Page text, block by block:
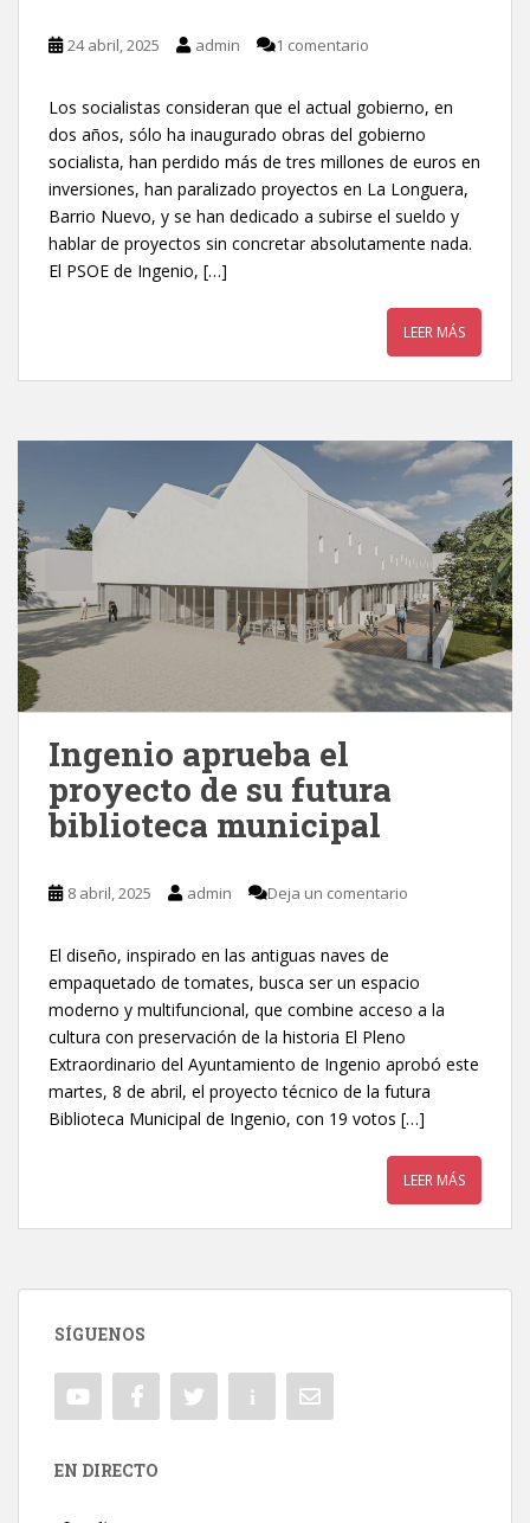
24 abril, 2025 admin 1 comentario
Los socialistas consideran que el actual gobierno, en
dos años, sólo ha inaugurado obras del gobierno
socialista, han perdido más de tres millones de euros en
inversiones, han paralizado proyectos en La Longuera,
Barrio Nuevo, y se han dedicado a subirse el sueldo y
hablar de proyectos sin concretar absolutamente nada.
El PSOE de Ingenio, […]
LEER MÁS
Ingenio aprueba el
proyecto de su futura
biblioteca municipal
8 abril, 2025 admin Deja un comentario
El diseño, inspirado en las antiguas naves de
empaquetado de tomates, busca ser un espacio
moderno y multifuncional, que combine acceso a la
cultura con preservación de la historia El Pleno
Extraordinario del Ayuntamiento de Ingenio aprobó este
martes, 8 de abril, el proyecto técnico de la futura
Biblioteca Municipal de Ingenio, con 19 votos […]
LEER MÁS
SÍGUENOS
EN DIRECTO